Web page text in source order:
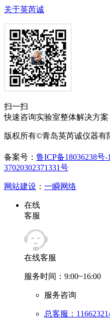
关于英芮诚
扫一扫
快速咨询实验室整体解决方案
版权所有©青岛英芮诚仪器有
备案号： 鲁ICP备18036238号-1
37020302371331号
网站建设 ： 一瞬网络
在线
客服
在线客服
服务时间：9:00~16:00
服务咨询
总客服：